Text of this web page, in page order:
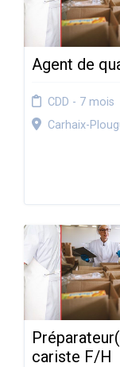
Agent de
CDD - 7 mois
Carhaix-
cariste F/H